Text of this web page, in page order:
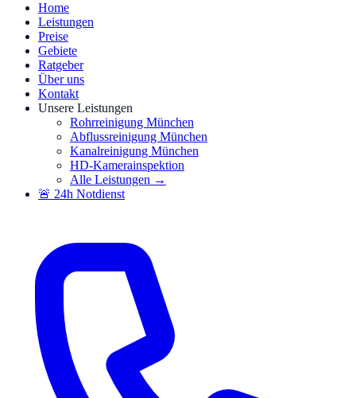
Home
Leistungen
Preise
Gebiete
Ratgeber
Über uns
Kontakt
Unsere Leistungen
Rohrreinigung München
Abflussreinigung München
Kanalreinigung München
HD-Kamerainspektion
Alle Leistungen →
🚨 24h Notdienst